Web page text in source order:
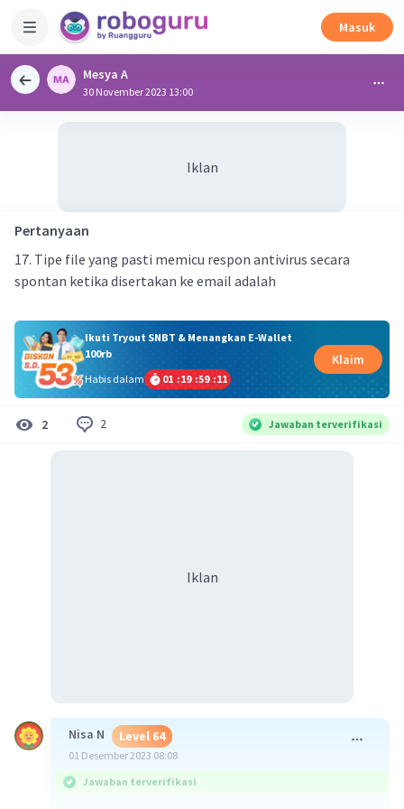
Masuk
Mesya A
30 November 2023 13:00
Iklan
Pertanyaan
17. Tipe file yang pasti memicu respon antivirus secara
spontan ketika disertakan ke email adalah
Ikuti Tryout SNBT & Menangkan E-Wallet
100rb
Habis dalam
01 :19 :59 :11
Klaim
2 2 Jawaban terverifikasi
Iklan
Nisa N Level 64
01 Desember 2023 08:08
Jawaban terverifikasi